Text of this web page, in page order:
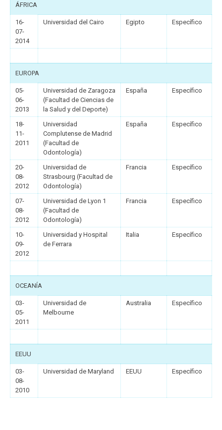
ÁFRICA
16-
07-
2014
Universidad del Cairo Egipto Específico
EUROPA
05-
06-
2013
Universidad de Zaragoza
(Facultad de Ciencias de
la Salud y del Deporte)
España Específico
18-
11-
2011
Universidad
Complutense de Madrid
(Facultad de
Odontología)
España Específico
20-
08-
2012
Universidad de
Strasbourg (Facultad de
Odontología)
Francia Específico
07-
08-
2012
Universidad de Lyon 1
(Facultad de
Odontología)
Francia Específico
10-
09-
2012
Universidad y Hospital
de Ferrara
Italia Específico
OCEANÍA
03-
05-
2011
Universidad de
Melbourne
Australia Específico
EEUU
03-
08-
2010
Universidad de Maryland EEUU Específico